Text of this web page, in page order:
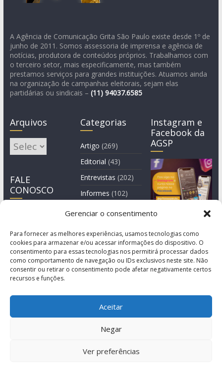
Gerenciar o consentimento
Para fornecer as melhores experiências, usamos tecnologias como
cookies para armazenar e/ou acessar informações do dispositivo. O
consentimento para essas tecnologias nos permitirá processar dados
como comportamento de navegação ou IDs exclusivos neste site. Não
consentir ou retirar o consentimento pode afetar negativamente certos
recursos e funções.
Aceitar
Negar
Ver preferências
A Agência de Comunicação Grita São Paulo existe desde 1º de
junho de 2011. Somos assessoria de imprensa e agência de
notícias, produtora de conteúdos próprios. Trabalhamos com
o terceiro setor, mais especificamente, mas também
prestamos serviços para grandes instituições. Atuamos ainda
na organização de campanhas eleitorais, sejam elas
partidárias ou sindicais – (11) 94037.6585
Arquivos
Arquivos
FALE
CONOSCO
Categorias
Artigo (269)
Editorial (43)
Entrevistas (202)
Informes (102)
Manchete
Instagram e
Facebook da
AGSP
© Copyright 2011-2026
Agência de Comunicação Grita São Paulo